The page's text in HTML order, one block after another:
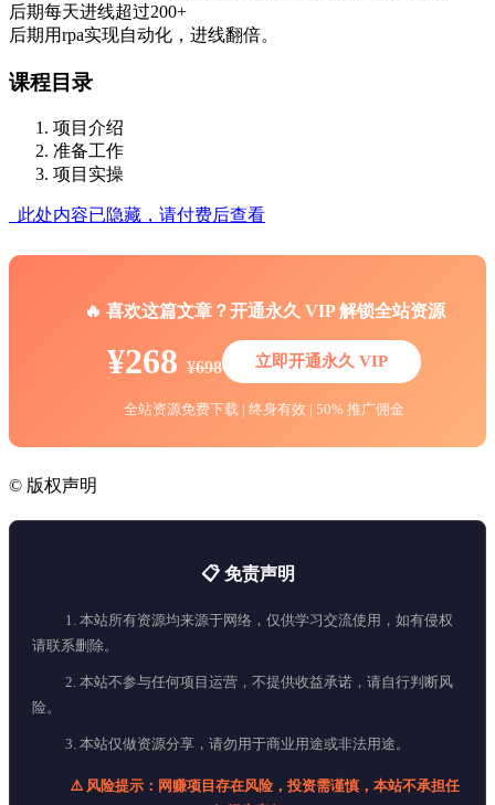
后期每天进线超过200+
后期用rpa实现自动化，进线翻倍。
课程目录
项目介绍
准备工作
项目实操
此处内容已隐藏，请付费后查看
🔥 喜欢这篇文章？开通永久 VIP 解锁全站资源
¥268 ¥698 立即开通永久 VIP
全站资源免费下载 | 终身有效 | 50% 推广佣金
© 版权声明
📋 免责声明
1. 本站所有资源均来源于网络，仅供学习交流使用，如有侵权
请联系删除。
2. 本站不参与任何项目运营，不提供收益承诺，请自行判断风
险。
3. 本站仅做资源分享，请勿用于商业用途或非法用途。
⚠️ 风险提示：网赚项目存在风险，投资需谨慎，本站不承担任